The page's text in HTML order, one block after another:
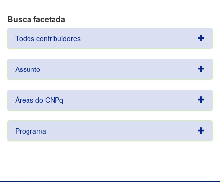
Busca facetada
Todos contribuidores
Assunto
Áreas do CNPq
Programa